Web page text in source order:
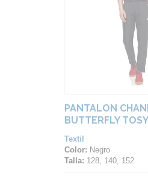
PANTALON
BUTTERFLY
Textil
Color: Negro
Talla: 128, 140, 152